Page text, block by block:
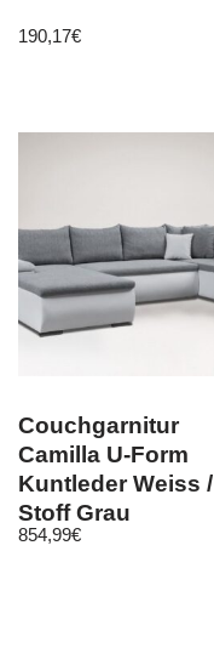
190,17€
Couchgarnitur
Camilla U-Form
Kuntleder Weiss /
Stoff Grau
854,99€